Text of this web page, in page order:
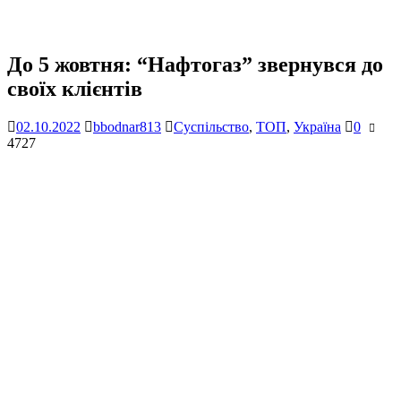
До 5 жовтня: “Нафтогаз” звернувся до
своїх клієнтів
02.10.2022 bbodnar813 Суспільство, ТОП, Україна
0
4727